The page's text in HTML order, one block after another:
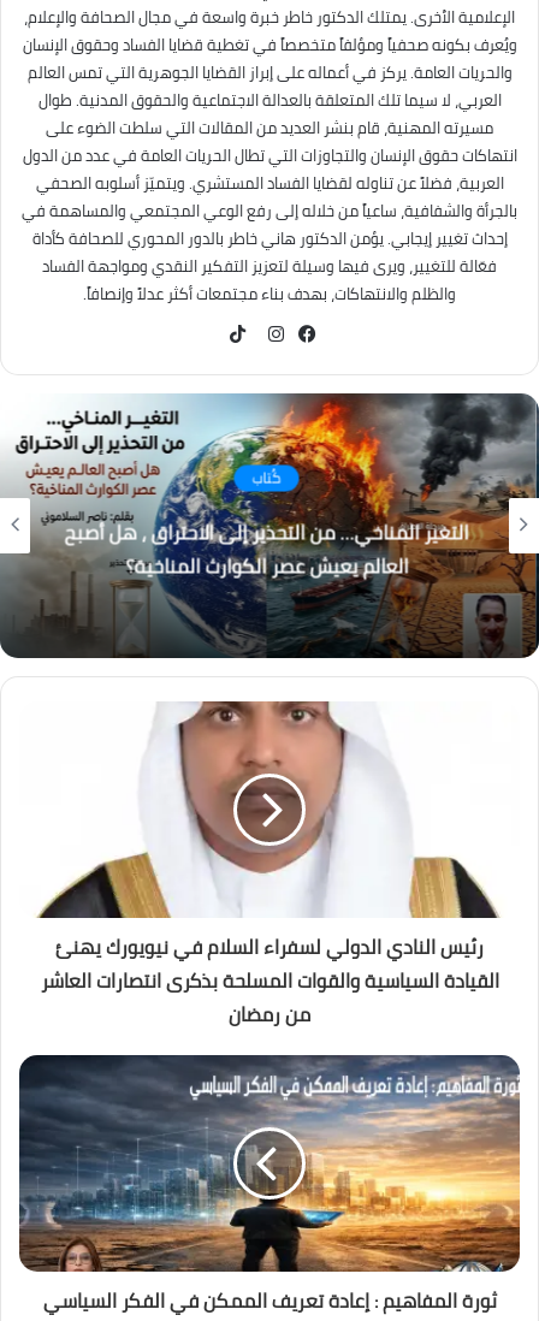
الإعلامية الأخرى. يمتلك الدكتور خاطر خبرة واسعة في مجال الصحافة والإعلام،
ويُعرف بكونه صحفياً ومؤلفاً متخصصاً في تغطية قضايا الفساد وحقوق الإنسان
والحريات العامة. يركز في أعماله على إبراز القضايا الجوهرية التي تمس العالم
العربي، لا سيما تلك المتعلقة بالعدالة الاجتماعية والحقوق المدنية. طوال
مسيرته المهنية، قام بنشر العديد من المقالات التي سلطت الضوء على
انتهاكات حقوق الإنسان والتجاوزات التي تطال الحريات العامة في عدد من الدول
العربية، فضلاً عن تناوله لقضايا الفساد المستشري. ويتميّز أسلوبه الصحفي
بالجرأة والشفافية، ساعياً من خلاله إلى رفع الوعي المجتمعي والمساهمة في
إحداث تغيير إيجابي. يؤمن الدكتور هاني خاطر بالدور المحوري للصحافة كأداة
فعّالة للتغيير، ويرى فيها وسيلة لتعزيز التفكير النقدي ومواجهة الفساد
والظلم والانتهاكات، بهدف بناء مجتمعات أكثر عدلاً وإنصافاً.
كُتاب
التغير المناخي… من التحذير إلى الاحتراق ، هل أصبح
العالم يعيش عصر الكوارث المناخية؟
رئيس النادي الدولي لسفراء السلام في نيويورك يهنئ
القيادة السياسية والقوات المسلحة بذكرى انتصارات العاشر
من رمضان
ثورة المفاهيم : إعادة تعريف الممكن في الفكر السياسي